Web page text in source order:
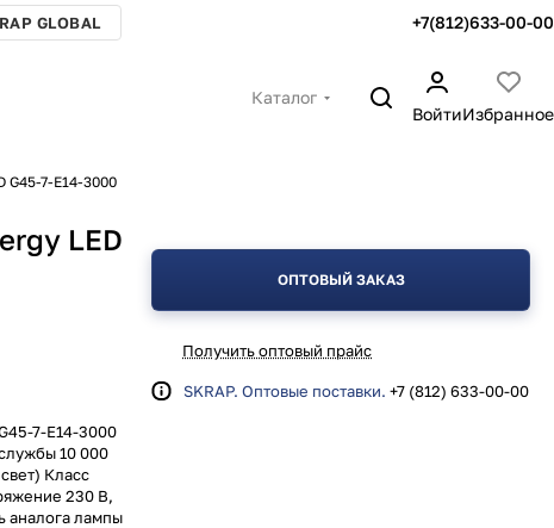
GLOBAL +7(812)633-00-00
Каталог
ВойтиИзбранное
G45-7-E14-3000
LED
7-E14-3000
10 000
Класс
230 В,
аналога лампы
ОПТОВЫЙ ЗАКАЗ
Получить оптовый прайс
SKRAP. Оптовые поставки. +7 (812) 633-00-00